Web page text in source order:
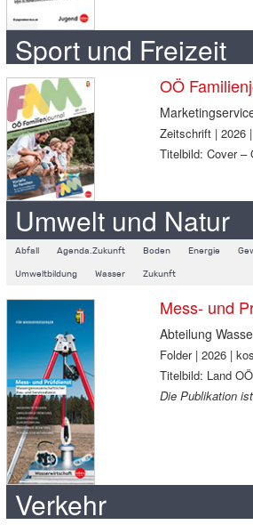
Sport und Freizeit
OÖ
Zeitschrift | 2026
Titelbild: Cover –
Umwelt und Natur
Abfall Agenda.Zukunft Boden Energie
Umweltbildung Wasser Zukunft
Mess- und
Abteilung
Folder | 2026 |
Titelbild: Land
Die Publikation
Verkehr